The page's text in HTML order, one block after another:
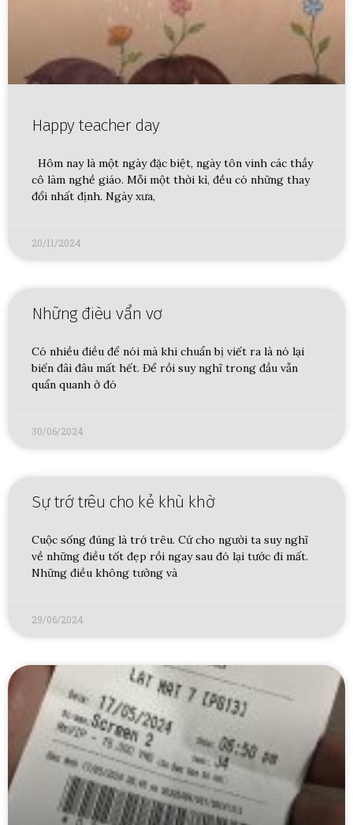
Happy teacher day
Hôm nay là một ngày đặc biệt, ngày tôn vinh các thầy
cô làm nghề giáo. Mỗi một thời kì, đều có những thay
đổi nhất định. Ngày xưa,
20/11/2024
Những đièu vẩn vơ
Có nhiều điều để nói mà khi chuẩn bị viết ra là nó lại
biến đâi đâu mất hết. Để rồi suy nghĩ trong đầu vẫn
quẩn quanh ở đó
30/06/2024
Sự trớ trêu cho kẻ khù khờ
Cuộc sống đúng là trớ trêu. Cứ cho người ta suy nghĩ
về những điều tốt đẹp rồi ngay sau đó lại tước đi mất.
Những điều không tưởng và
29/06/2024